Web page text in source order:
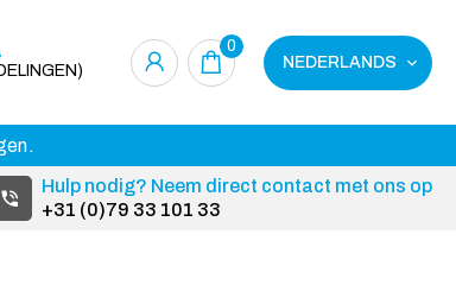
0
NEDERLANDS
Hulp nodig? Neem direct contact met ons op
+31 (0)79 33 101 33